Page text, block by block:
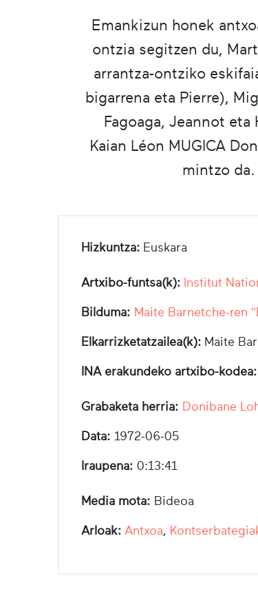
Emankizun honek
ontzia segitzen du,
arrantza-ontziko
bigarrena eta Pierre),
Fagoaga, Jeannot eta
Kaian Léon MUGICA
mintzo
Hizkuntza: Euskara
Artxibo-funtsa(k): Institut
Bilduma: Maite Barnetche-ren
Elkarrizketatzailea(k): Maite
INA erakundeko artxibo-kodea:
Grabaketa herria: Donibane
Data: 1972-06-05
Iraupena: 0:13:41
Media mota: Bideoa
Arloak: Antxoa,